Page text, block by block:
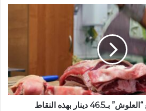
دينار بهذه النقاط